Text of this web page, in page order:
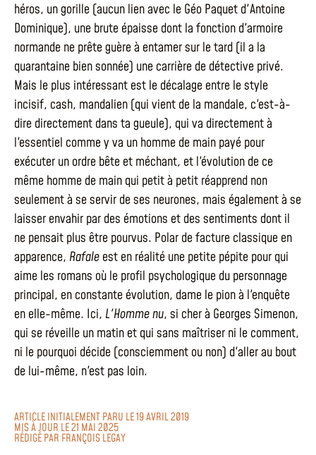
héros, un gorille (aucun lien avec le Géo Paquet d'Antoine
Dominique), une brute épaisse dont la fonction d'armoire
normande ne prête guère à entamer sur le tard (il a la
quarantaine bien sonnée) une carrière de détective privé.
Mais le plus intéressant est le décalage entre le style
incisif, cash, mandalien (qui vient de la mandale, c'est-à-
dire directement dans ta gueule), qui va directement à
l'essentiel comme y va un homme de main payé pour
exécuter un ordre bête et méchant, et l'évolution de ce
même homme de main qui petit à petit réapprend non
seulement à se servir de ses neurones, mais également à se
laisser envahir par des émotions et des sentiments dont il
ne pensait plus être pourvus. Polar de facture classique en
apparence, Rafale est en réalité une petite pépite pour qui
aime les romans où le profil psychologique du personnage
principal, en constante évolution, dame le pion à l'enquête
en elle-même. Ici, L'Homme nu, si cher à Georges Simenon,
qui se réveille un matin et qui sans maîtriser ni le comment,
ni le pourquoi décide (consciemment ou non) d'aller au bout
de lui-même, n'est pas loin.
ARTICLE INITIALEMENT PARU LE 19 AVRIL 2019
MIS À JOUR LE 21 MAI 2025
RÉDIGÉ PAR FRANÇOIS LEGAY